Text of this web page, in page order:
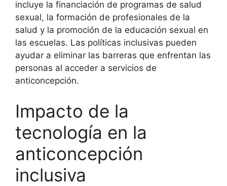
incluye la financiación de programas de salud
sexual, la formación de profesionales de la
salud y la promoción de la educación sexual en
las escuelas. Las políticas inclusivas pueden
ayudar a eliminar las barreras que enfrentan las
personas al acceder a servicios de
anticoncepción.
Impacto de la
tecnología en la
anticoncepción
inclusiva